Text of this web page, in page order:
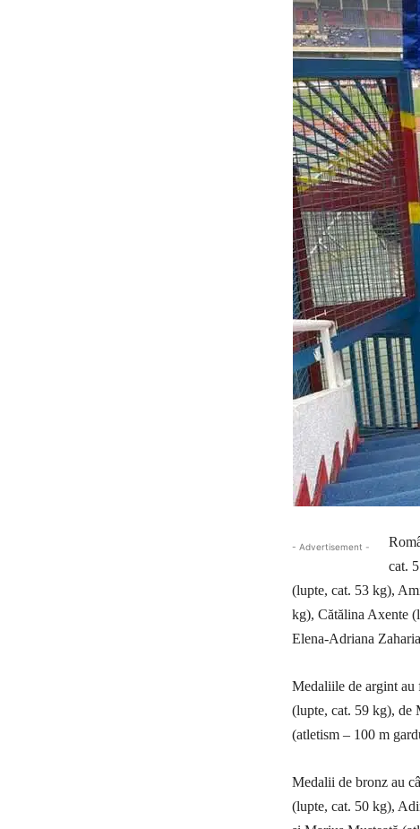
- Advertisement -
cat.
(lupte, cat. 53 kg),
kg), Cătălina Axente
Elena-Adriana
Medaliile de argint au
(lupte, cat. 59 kg), de
(atletism – 100 m
Medalii de bronz au
(lupte, cat. 50 kg),